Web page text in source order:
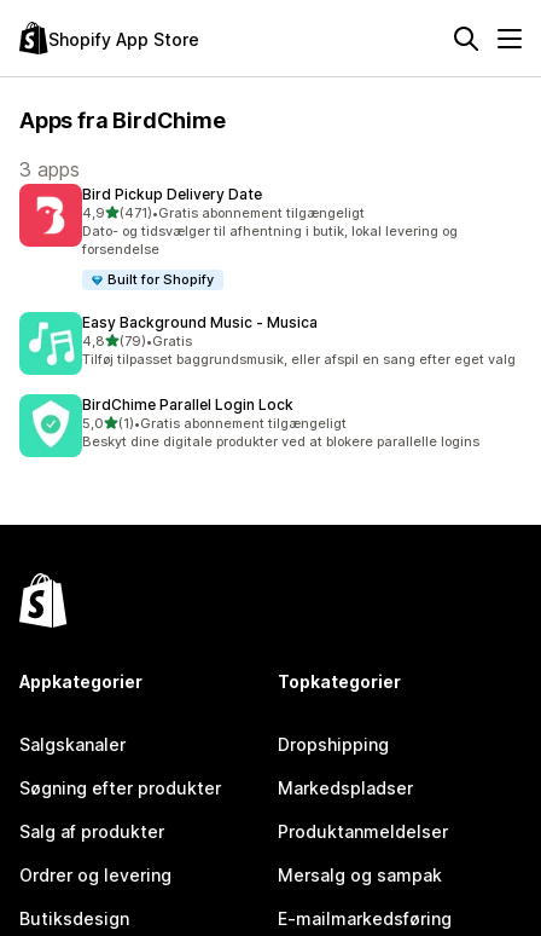
Shopify App Store
Apps fra BirdChime
3 apps
Bird Pickup Delivery Date
4,9ud af 5 stjerner
(471)
471 anmeldelser i alt
•Gratis abonnement tilgængeligt
Dato- og tidsvælger til afhentning i butik, lokal levering og
forsendelse
Built for Shopify
Easy Background Music ‑ Musica
4,8ud af 5 stjerner
(79)
79 anmeldelser i alt
•Gratis
Tilføj tilpasset baggrundsmusik, eller afspil en sang efter eget valg
BirdChime Parallel Login Lock
5,0ud af 5 stjerner
(1)
1 anmeldelser i alt
•Gratis abonnement tilgængeligt
Beskyt dine digitale produkter ved at blokere parallelle logins
Appkategorier
Salgskanaler
Søgning efter produkter
Salg af produkter
Ordrer og levering
Butiksdesign
Topkategorier
Dropshipping
Markedspladser
Produktanmeldelser
Mersalg og sampak
E-mailmarkedsføring